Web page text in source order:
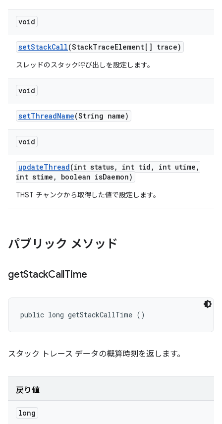
void
setStackCall(StackTraceElement[] trace)
スレッドのスタック呼び出しを設定します。
void
setThreadName(String name)
void
updateThread(int status, int tid , int utime ,
int stime , boolean isDaemon)
THST チャンクから取得した値で設定します。
パブリック メソッド
getStackCallTime
public long getStackCallTime ()
スタック トレース データの概算時刻を返します。
戻り値
long